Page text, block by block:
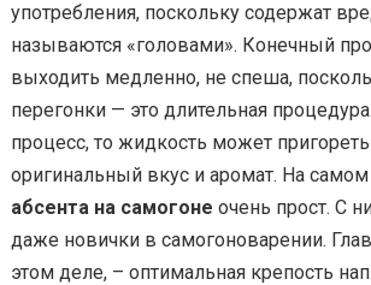
употребления, поскольку содержат
называются «головами». Конечный
выходить медленно, не спеша,
перегонки — это длительная
процесс, то жидкость может пригореть
оригинальный вкус и аромат. На
абсента на самогоне очень прост. С
даже новички в самогоноварении.
этом деле, – оптимальная крепость